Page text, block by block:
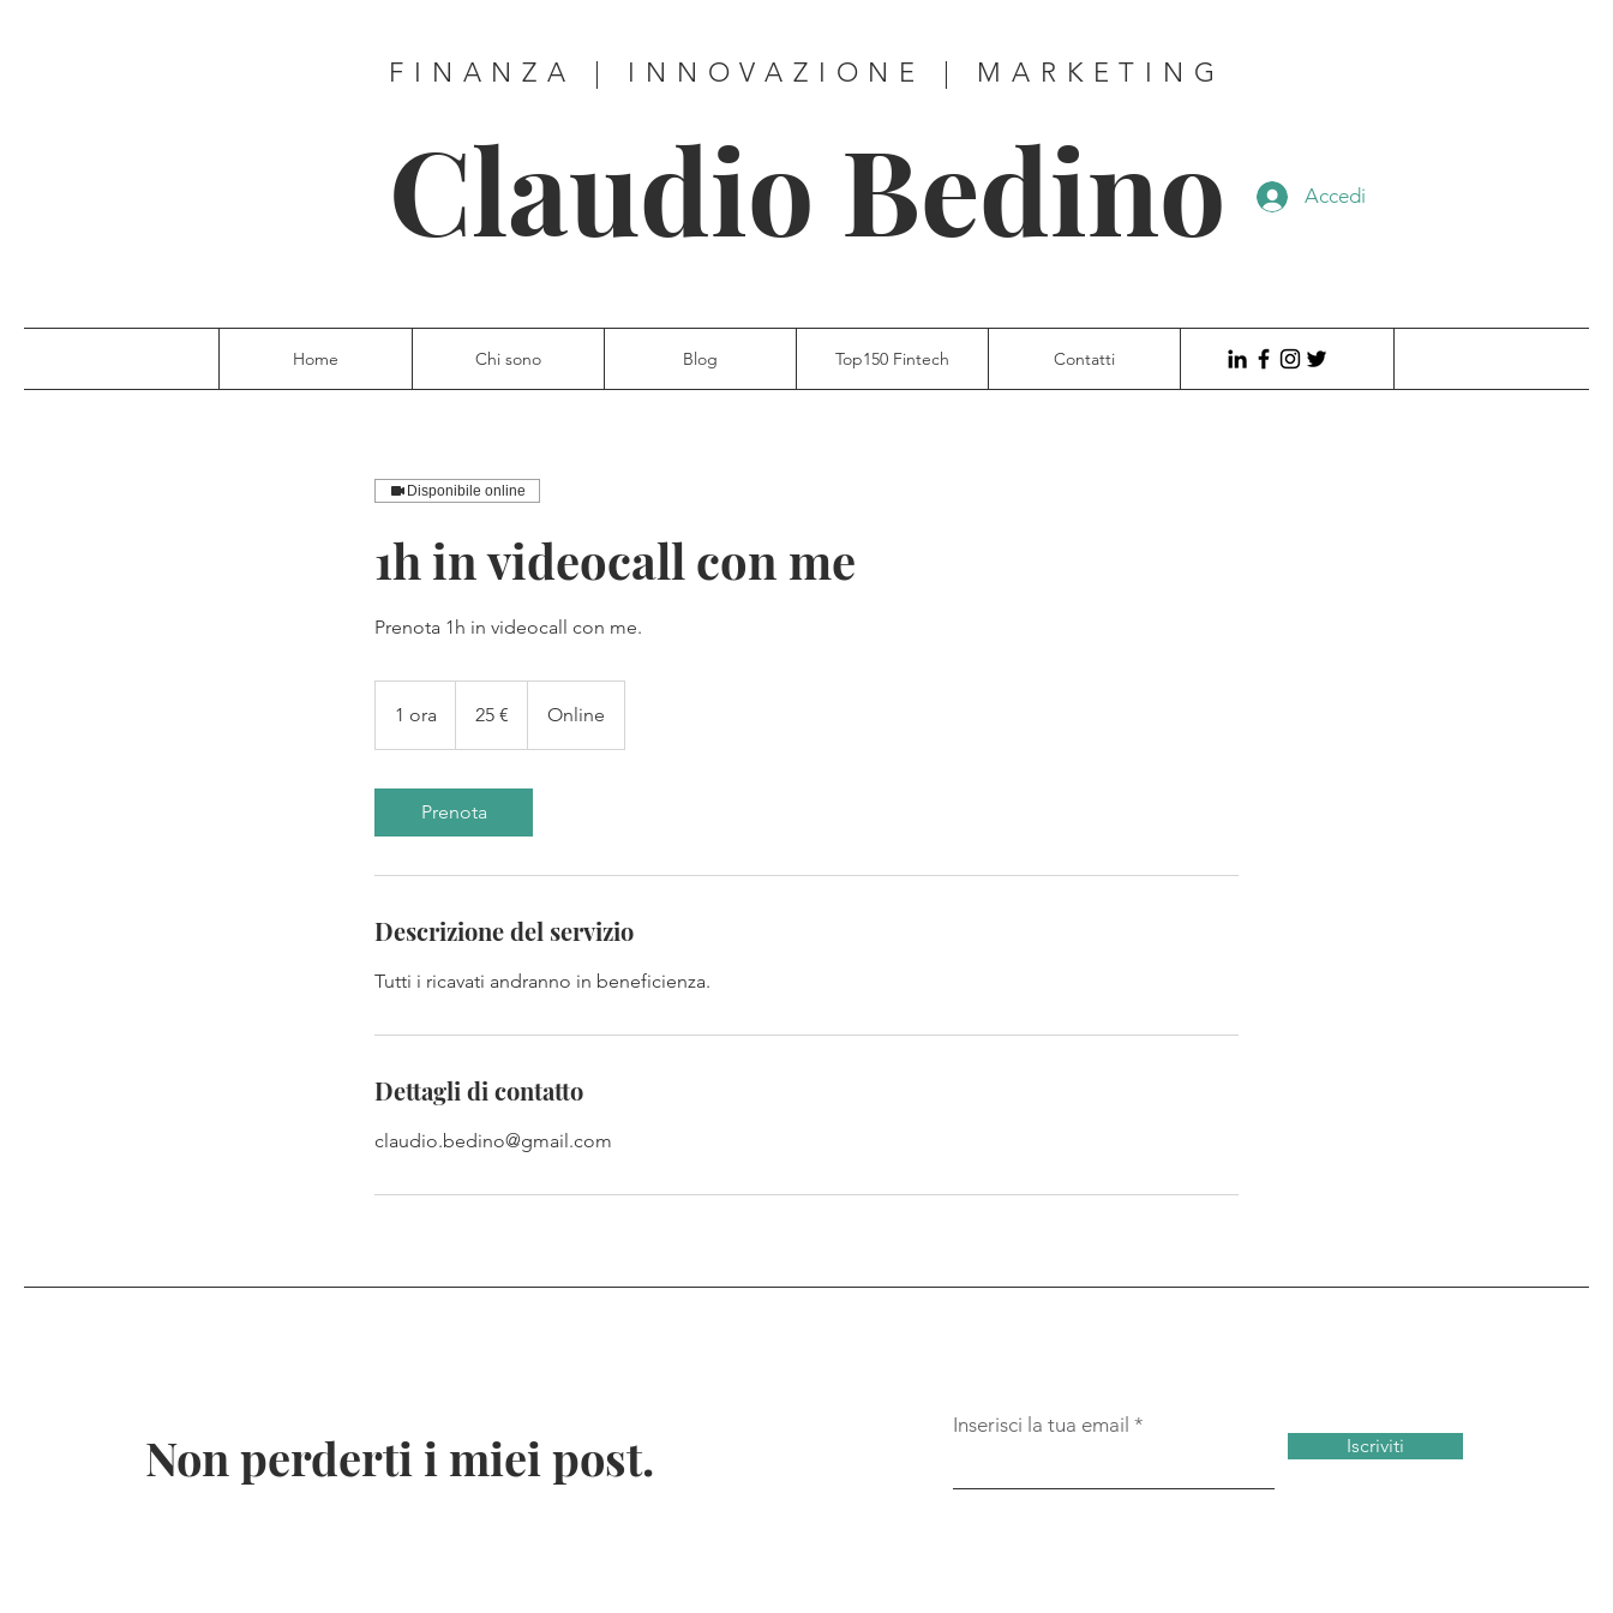
FINANZA | INNOVAZIONE | MARKETING
Claudio Bedino Accedi
Home Chi sono Blog Top150 Fintech Contatti
Disponibile online
1h in videocall con me
Prenota 1h in videocall con me.
1 ora
o
25 € Online
Prenota
Descrizione del servizio
Tutti i ricavati andranno in beneficienza.
Dettagli di contatto
claudio.bedino@gmail.com
Non perderti i miei post.
Inserisci la tua email
Iscriviti